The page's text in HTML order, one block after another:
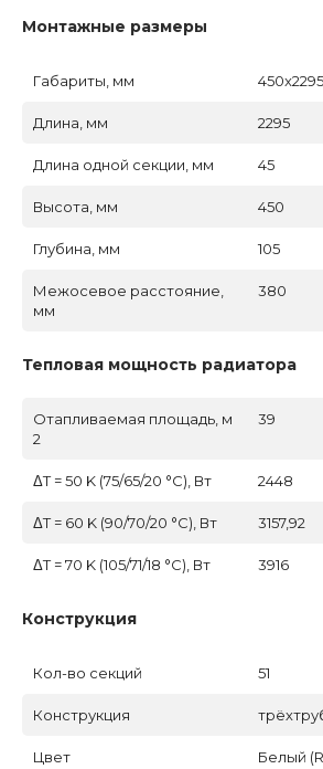
Монтажные размеры
Габариты, мм
Длина, мм 2295
Длина одной секции, мм 45
Высота, мм 450
Глубина, мм 105
Межосевое расстояние,
мм
380
Тепловая мощность радиатора
Отапливаемая площадь, м
2
39
ΔT = 50 K (75/65/20 °C), Вт 2448
ΔT = 60 K (90/70/20 °C), Вт 3157,92
ΔT = 70 K (105/71/18 °C), Вт 3916
Конструкция
Кол-во секций 51
Конструкция
Цвет Белый